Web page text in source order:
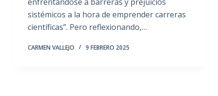
sistémicos a la hora de emprender carreras
científicas”. Pero reflexionando,…
CARMEN VALLEJO 9 FEBRERO 2025